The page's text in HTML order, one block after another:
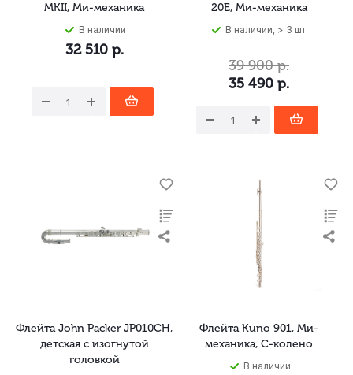
MKII, Ми-механика
В наличии
32 510р.
20E, Ми-механика
В наличии, > 3 шт.
35 490 р.
39 900р.
Флейта John Packer JP010CH,
детская с изогнутой
головкой
Флейта Kuno 901, Ми-
механика, C-колено
В наличии